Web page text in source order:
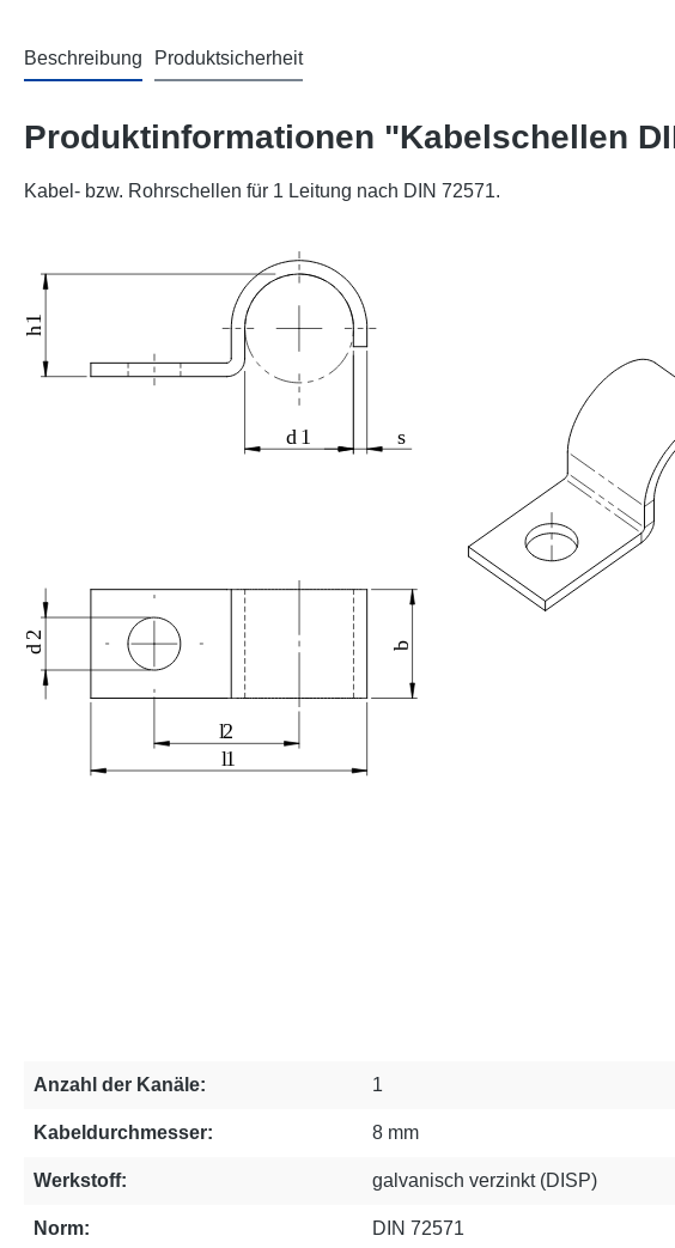
Beschreibung Produktsicherheit
Produktinformationen "Kabelschellen
Kabel- bzw. Rohrschellen für 1 Leitung nach DIN 72571.
Anzahl der Kanäle: 1
Kabeldurchmesser: 8 mm
Werkstoff: galvanisch verzinkt (DISP)
Norm: DIN 72571